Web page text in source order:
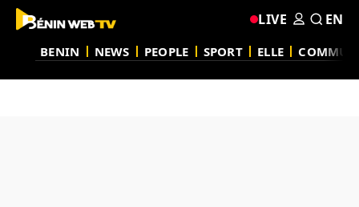
BENIN NEWS PEOPLE SPORT ELLE
LIVE EN